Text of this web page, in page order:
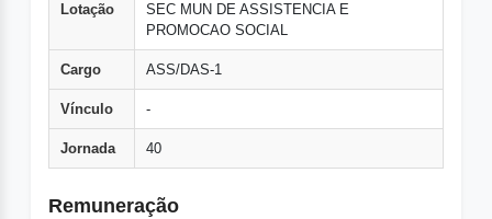
Lotação
SEC MUN DE ASSISTENCIA E
PROMOCAO SOCIAL
Cargo ASS/DAS-1
Vínculo -
Jornada 40
Remuneração